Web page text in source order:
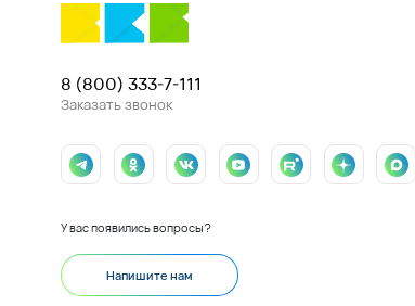
8 (800) 333-7-111
Заказать звонок
У вас появились вопросы?
Напишите нам